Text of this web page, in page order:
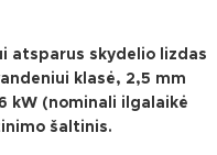
atsparus skydelio lizdas
klasė, 2,5 mm
kW (nominali ilgalaikė
šaltinis.